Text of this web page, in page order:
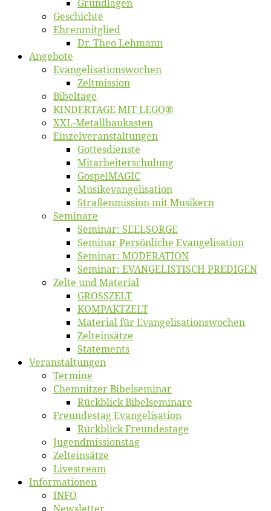
Grund­la­gen
Ge­schich­te
Eh­ren­mit­glied
Dr. Theo Lehmann
An­ge­bo­te
Evangelisa­tions­wo­chen
Zelt­mis­si­on
Bi­bel­ta­ge
KINDERTAGE MIT LEGO®
XXL-Me­­tal­l­­bau­­kas­­ten
Einzelver­an­stal­tungen
Got­tes­diens­te
Mitarbeiter­schulung
Gos­pel­MA­GIC
Musikevan­ge­li­sa­tion
Straßenmis­sion mit Musikern
Se­mi­na­re
Se­mi­nar: SEELSORGE
Se­mi­nar Per­sön­li­che Evangelisation
Se­mi­nar: MODERATION
Se­mi­nar: EVANGELISTISCH PREDIGEN
Zel­te und Material
GROSSZELT
KOMPAKTZELT
Ma­te­ri­al für Evangelisationswochen
Zelt­ein­sät­ze
State­ments
Ver­an­stal­tun­gen
Ter­mi­ne
Chemnit­zer Bibelseminar
Rück­blick Bibelseminare
Freun­des­tag Evangelisation
Rück­blick Freundestage
Jugend­mis­sions­tag
Zelt­ein­sät­ze
Live­stream
Informatio­nen
INFO